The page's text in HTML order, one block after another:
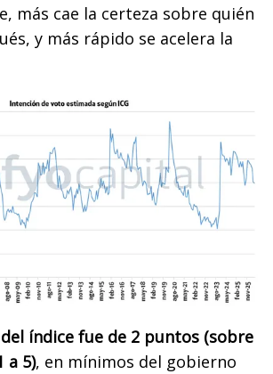
más cae la certeza sobre quién
y más rápido se acelera la
índice fue de 2 puntos (sobre
a 5), en mínimos del gobierno